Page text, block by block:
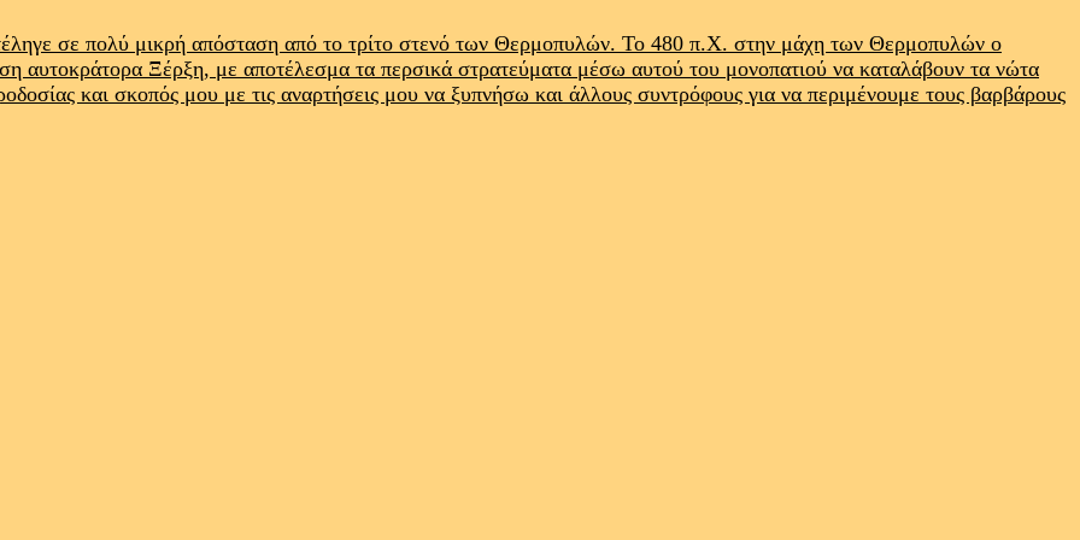
σε πολύ μικρή απόσταση από το τρίτο στενό των Θερμοπυλών. Το 480 π.Χ. στην μάχη των Θερμοπυλών ο
αυτοκράτορα Ξέρξη, με αποτέλεσμα τα περσικά στρατεύματα μέσω αυτού του μονοπατιού να καταλάβουν τα νώτα
και σκοπός μου με τις αναρτήσεις μου να ξυπνήσω και άλλους συντρόφους για να περιμένουμε τους βαρβάρους